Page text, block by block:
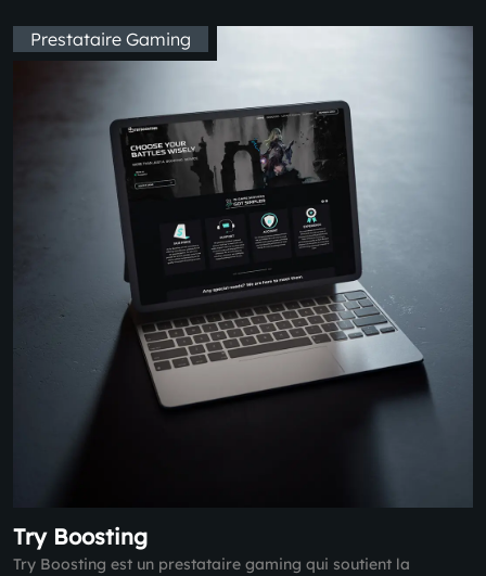
Prestataire Gaming
Try Boosting
Try Boosting est un prestataire gaming qui soutient la